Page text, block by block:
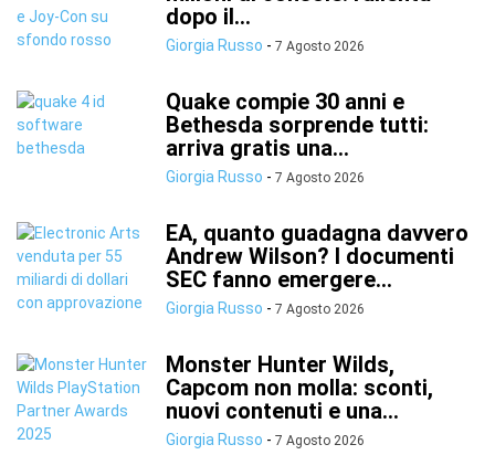
dopo il...
Giorgia Russo - 7 Agosto 2026
Quake compie 30 anni e
Bethesda sorprende tutti:
arriva gratis una...
Giorgia Russo - 7 Agosto 2026
EA, quanto guadagna davvero
Andrew Wilson? I documenti
SEC fanno emergere...
Giorgia Russo - 7 Agosto 2026
Monster Hunter Wilds,
Capcom non molla: sconti,
nuovi contenuti e una...
Giorgia Russo - 7 Agosto 2026